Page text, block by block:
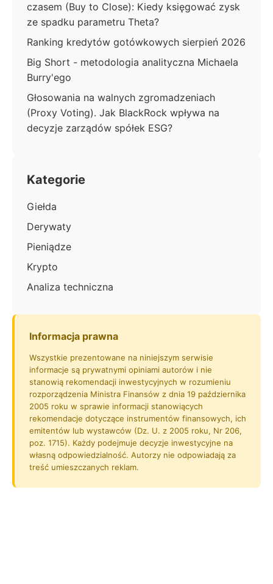
czasem (Buy to Close): Kiedy księgować zysk
ze spadku parametru Theta?
Ranking kredytów gotówkowych sierpień 2026
Big Short - metodologia analityczna Michaela
Burry'ego
Głosowania na walnych zgromadzeniach
(Proxy Voting). Jak BlackRock wpływa na
decyzje zarządów spółek ESG?
Kategorie
Giełda
Derywaty
Pieniądze
Krypto
Analiza techniczna
Informacja prawna
Wszystkie prezentowane na niniejszym serwisie
informacje są prywatnymi opiniami autorów i nie
stanowią rekomendacji inwestycyjnych w rozumieniu
rozporządzenia Ministra Finansów z dnia 19 października
2005 roku w sprawie informacji stanowiących
rekomendacje dotyczące instrumentów finansowych, ich
emitentów lub wystawców (Dz. U. z 2005 roku, Nr 206,
poz. 1715). Każdy podejmuje decyzje inwestycyjne na
własną odpowiedzialność. Autorzy nie odpowiadają za
treść umieszczanych reklam.